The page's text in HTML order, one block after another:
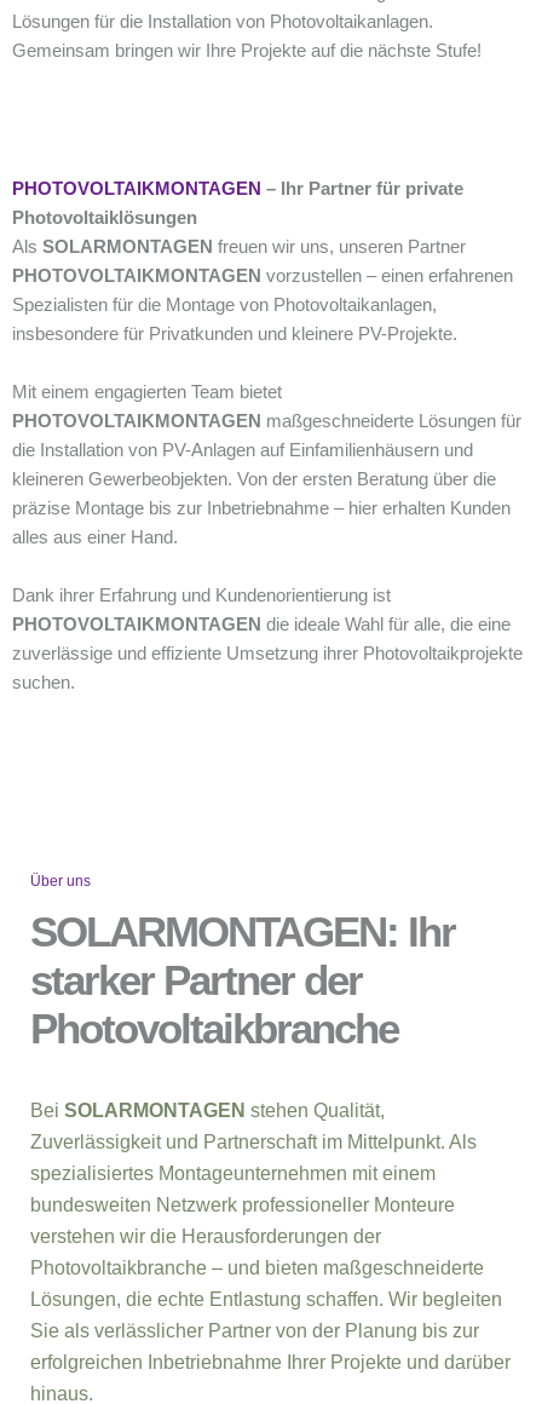
Lösungen für die Installation von Photovoltaikanlagen.
Gemeinsam bringen wir Ihre Projekte auf die nächste Stufe!
PHOTOVOLTAIKMONTAGEN – Ihr Partner für private
Photovoltaiklösungen
Als SOLARMONTAGEN freuen wir uns, unseren Partner
PHOTOVOLTAIKMONTAGEN vorzustellen – einen erfahrenen
Spezialisten für die Montage von Photovoltaikanlagen,
insbesondere für Privatkunden und kleinere PV-Projekte.
Mit einem engagierten Team bietet
PHOTOVOLTAIKMONTAGEN maßgeschneiderte Lösungen für
die Installation von PV-Anlagen auf Einfamilienhäusern und
kleineren Gewerbeobjekten. Von der ersten Beratung über die
präzise Montage bis zur Inbetriebnahme – hier erhalten Kunden
alles aus einer Hand.
Dank ihrer Erfahrung und Kundenorientierung ist
PHOTOVOLTAIKMONTAGEN die ideale Wahl für alle, die eine
zuverlässige und effiziente Umsetzung ihrer Photovoltaikprojekte
suchen.
Über uns
SOLARMONTAGEN: Ihr
starker Partner der
Photovoltaikbranche
Bei SOLARMONTAGEN stehen Qualität,
Zuverlässigkeit und Partnerschaft im Mittelpunkt. Als
spezialisiertes Montageunternehmen mit einem
bundesweiten Netzwerk professioneller Monteure
verstehen wir die Herausforderungen der
Photovoltaikbranche – und bieten maßgeschneiderte
Lösungen, die echte Entlastung schaffen. Wir begleiten
Sie als verlässlicher Partner von der Planung bis zur
erfolgreichen Inbetriebnahme Ihrer Projekte und darüber
hinaus.